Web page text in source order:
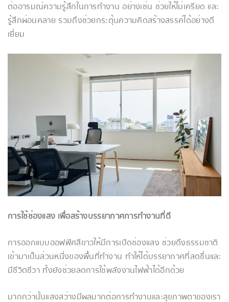
ต่ออารมณ์ความรู้สึกในการทำงาน อย่างเช่น ช่วยให้ไม่เครียด และ
รู้สึกผ่อนคลาย รวมถึงช่วยกระตุ้นความคิดสร้างสรรค์ได้อย่างดี
เยี่ยม
การใช้ช่องแสง เพื่อสร้างบรรยากาศการทำงานที่ดี
การออกแบบออฟฟิศสีขาวให้มีการเปิดช่องแสง ช่วยดึงธรรมชาติ
เข้ามาเป็นส่วนหนึ่งของพื้นที่ทำงาน ทำให้ได้บรรยากาศที่สดชื่นและ
มีชีวิตชีวา ทั้งยังช่วยลดการใช้พลังงานไฟฟ้าได้อีกด้วย
มากกว่านั้นแสงสว่างมีผลมากต่อการทำงานและสุขภาพตาของเรา